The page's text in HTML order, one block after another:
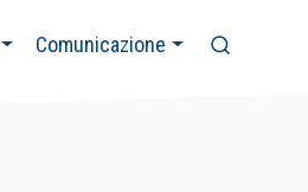
Comunicazione